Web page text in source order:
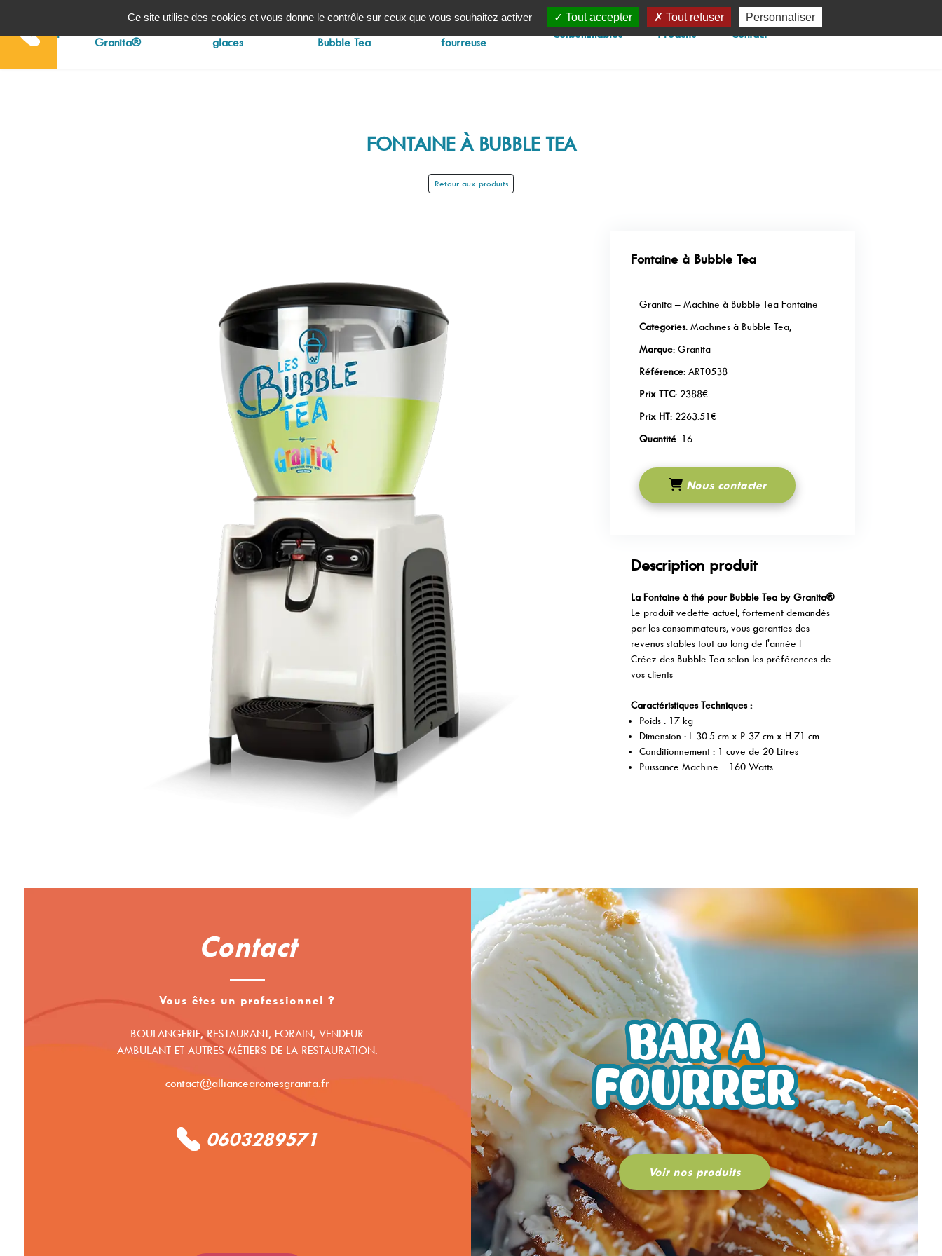
Ce site utilise des cookies et vous donne le contrôle sur ceux que vous souhaitez activer
Tout accepter Tout refuser Personnaliser
Accueil
Granita®
glaces
Bubble Tea
fourreuse
Consommables Produits Contact
FONTAINE À BUBBLE TEA
Retour aux produits
Fontaine à Bubble Tea
Granita – Machine à Bubble Tea Fontaine
Categories: Machines à Bubble Tea,
Marque: Granita
Référence: ART0538
Prix TTC: 2388€
Prix HT: 2263.51€
Quantité: 16
Nous contacter
Description produit
La Fontaine à thé pour Bubble Tea by Granita®
Le produit vedette actuel, fortement demandés
par les consommateurs, vous garanties des
revenus stables tout au long de l'année !
Créez des Bubble Tea selon les préférences de
vos clients
Caractéristiques Techniques :
Poids : 17 kg
Dimension : L 30.5 cm x P 37 cm x H 71 cm
Conditionnement : 1 cuve de 20 Litres
Puissance Machine : 160 Watts
Contact
Vous êtes un professionnel ?
BOULANGERIE, RESTAURANT, FORAIN, VENDEUR
AMBULANT ET AUTRES MÉTIERS DE LA RESTAURATION.
contact@alliancearomesgranita.fr
0603289571
BAR A
FOURRER
Voir nos produits